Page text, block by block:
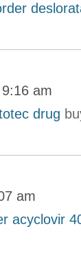
am
drug
am
acyclovir